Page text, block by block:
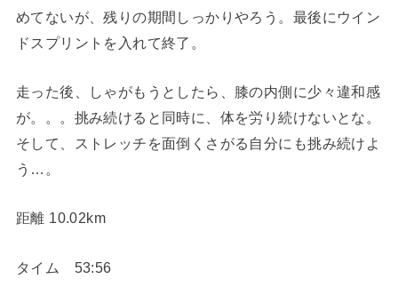
めてないが、残りの期間しっかりやろう。最後にウイン
ドスプリントを入れて終了。
走った後、しゃがもうとしたら、膝の内側に少々違和感
が。。。挑み続けると同時に、体を労り続けないとな。
そして、ストレッチを面倒くさがる自分にも挑み続けよ
う…。
距離 10.02km
タイム 53:56